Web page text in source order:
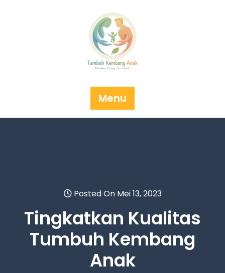
Menu
Posted On Mei 13, 2023
Tingkatkan Kualitas
Tumbuh Kembang
Anak